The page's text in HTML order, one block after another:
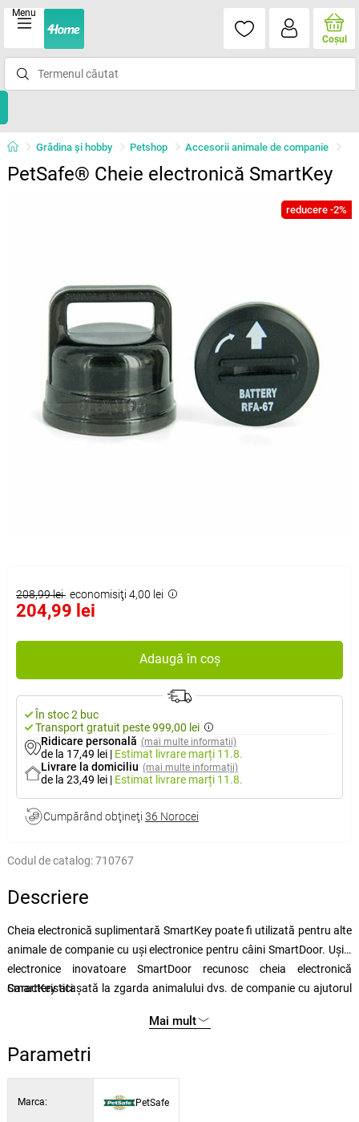
Menu
Coşul
Grădina şi hobby Petshop Accesorii animale de companie
PetSafe® Cheie electronică SmartKey
reducere -2%
208,99 lei economisiţi 4,00 lei
204,99 lei
Adaugă în coș
În stoc 2 buc
Transport gratuit peste 999,00 lei
Ridicare personală (mai multe informații)
de la 17,49 lei | Estimat livrare marți 11.8.
Livrare la domiciliu (mai multe informații)
de la 23,49 lei | Estimat livrare marți 11.8.
Cumpărând obţineţi 36 Norocei
Codul de catalog:710767
Descriere
Cheia electronică suplimentară SmartKey poate fi utilizată pentru alte
animale de companie cu uși electronice pentru câini SmartDoor. Ușile
electronice inovatoare SmartDoor recunosc cheia electronică
SmartKey atașată la zgarda animalului dvs. de companie cu ajutorul
trecerea liberă. De îndată ce ușa nu mai detectează semnalul
radiofrecvență de la cheia electronică, clapeta se închide automat.
Ușa electronică SmartDoor poate detecta până la 5 chei SmartKey
Caracteristici:
SmartDoor se pot programa până la 5 chei pe o singură
ușă rezistentă la apă - submersibilă până la 1,5
SmartDoor se potrivește tuturor tipurilor de zgărzi cu lățimea
Mai mult
Parametri
Marca: PetSafe